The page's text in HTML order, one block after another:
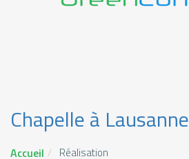
Chapelle à Lausanne
Accueil Réalisation